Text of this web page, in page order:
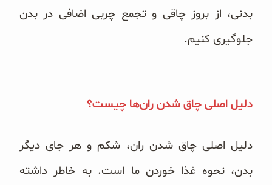
بدنی، از بروز چاقی و تجمع چربی اضافی در بدن
جلوگیری کنیم.
دلیل اصلی چاق شدن ران‌ها چیست؟
دلیل اصلی چاق شدن ران، شکم و هر جای دیگر
بدن، نحوه غذا خوردن ما است. به خاطر داشته